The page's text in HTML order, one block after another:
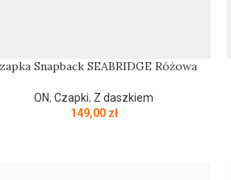
Snapback SEABRIDGE Różowa
ON,Czapki, Z daszkiem
149,00 zł